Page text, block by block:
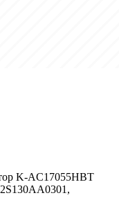
K-AC17055HBT